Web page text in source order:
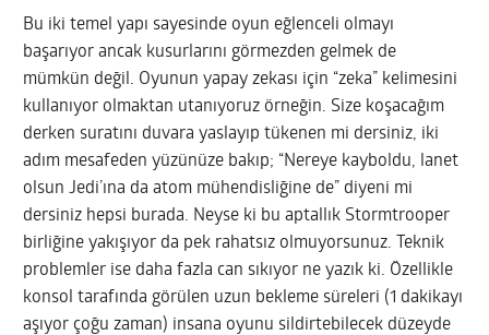
Bu iki temel yapı sayesinde oyun eğlenceli olmayı
başarıyor ancak kusurlarını görmezden gelmek de
mümkün değil. Oyunun yapay zekası için “zeka” kelimesini
kullanıyor olmaktan utanıyoruz örneğin. Size koşacağım
derken suratını duvara yaslayıp tükenen mi dersiniz, iki
adım mesafeden yüzünüze bakıp; “Nereye kayboldu, lanet
olsun Jedi’ına da atom mühendisliğine de” diyeni mi
dersiniz hepsi burada. Neyse ki bu aptallık Stormtrooper
birliğine yakışıyor da pek rahatsız olmuyorsunuz. Teknik
problemler ise daha fazla can sıkıyor ne yazık ki. Özellikle
konsol tarafında görülen uzun bekleme süreleri (1 dakikayı
aşıyor çoğu zaman) insana oyunu sildirtebilecek düzeyde